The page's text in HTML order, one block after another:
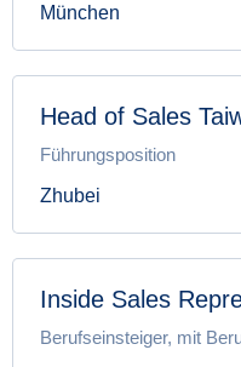
München
Head of Sales
Führungsposition
Zhubei
Inside Sales
Berufseinsteiger, mit